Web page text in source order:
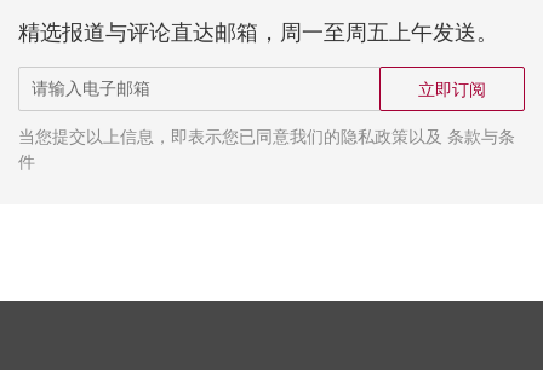
精选报道与评论直达邮箱，周一至周五上午发送。
立即订阅
当您提交以上信息，即表示您已同意我们的隐私政策以及 条款与条
件